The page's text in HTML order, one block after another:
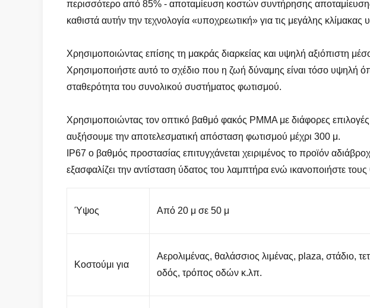
περισσότερο από 85% - αποταμίευση κοστών συντήρησης
καθιστά αυτήν την τεχνολογία «υποχρεωτική» για τις μεγάλης
Χρησιμοποιώντας επίσης τη μακράς διαρκείας και υψηλή αξιόπιστη
Χρησιμοποιήστε αυτό το σχέδιο που η ζωή δύναμης είναι τόσο υψηλή
σταθερότητα του συνολικού συστήματος φωτισμού.
Χρησιμοποιώντας τον οπτικό βαθμό φακός PMMA με διάφορες
αυξήσουμε την αποτελεσματική απόσταση φωτισμού μέχρι 300 μ.
IP67 ο βαθμός προστασίας επιτυγχάνεται χειριμένος το προϊόν
εξασφαλίζει την αντίσταση ύδατος του λαμπτήρα ενώ ικανοποιήστε
Ύψος Από 20 μ σε 50 μ
Κοστούμι για
Αερολιμένας, θαλάσσιος λιμένας, plaza, στάδιο,
οδός, τρόπος οδών κ.λπ.